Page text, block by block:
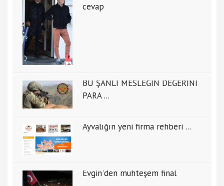
cevap
BU ŞANLI MESLEĞİN DEĞERİNİ
PARA ...
Ayvalığın yeni firma rehberi ...
Evgin'den muhteşem final